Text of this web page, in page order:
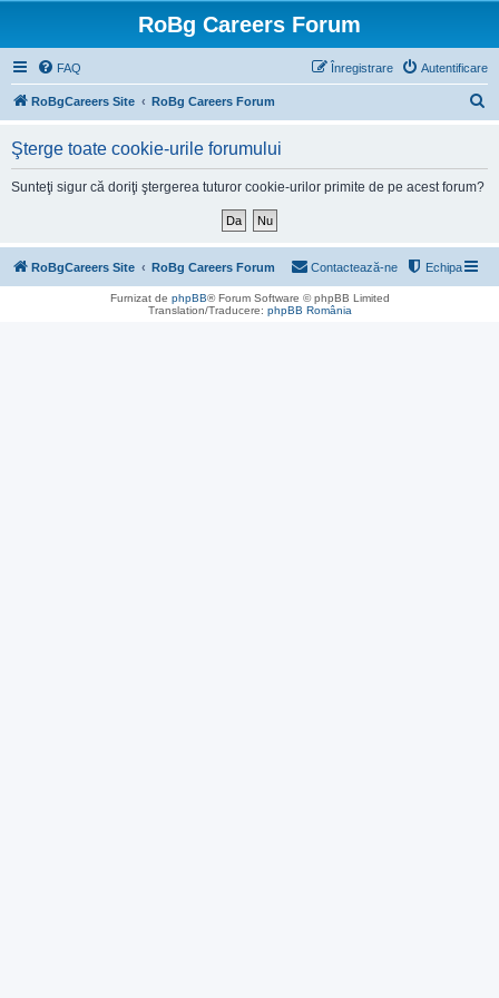
RoBg Careers Forum
FAQ Autentificare
Înregistrare
RoBgCareers Site RoBg Careers Forum
Şterge toate cookie-urile forumului
Sunteţi sigur că doriţi ştergerea tuturor cookie-urilor primite de pe acest forum?
RoBgCareers Site RoBg Careers Forum Echipa
Contactează-ne
Furnizat de phpBB® Forum Software © phpBB Limited
Translation/Traducere: phpBB România